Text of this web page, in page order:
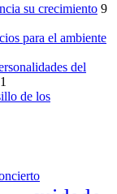
su crecimiento 9
para el ambiente
del
de los